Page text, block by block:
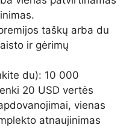
taškų arba du
ir gėrimų
du): 10 000
20 USD vertės
vienas
atnaujinimas